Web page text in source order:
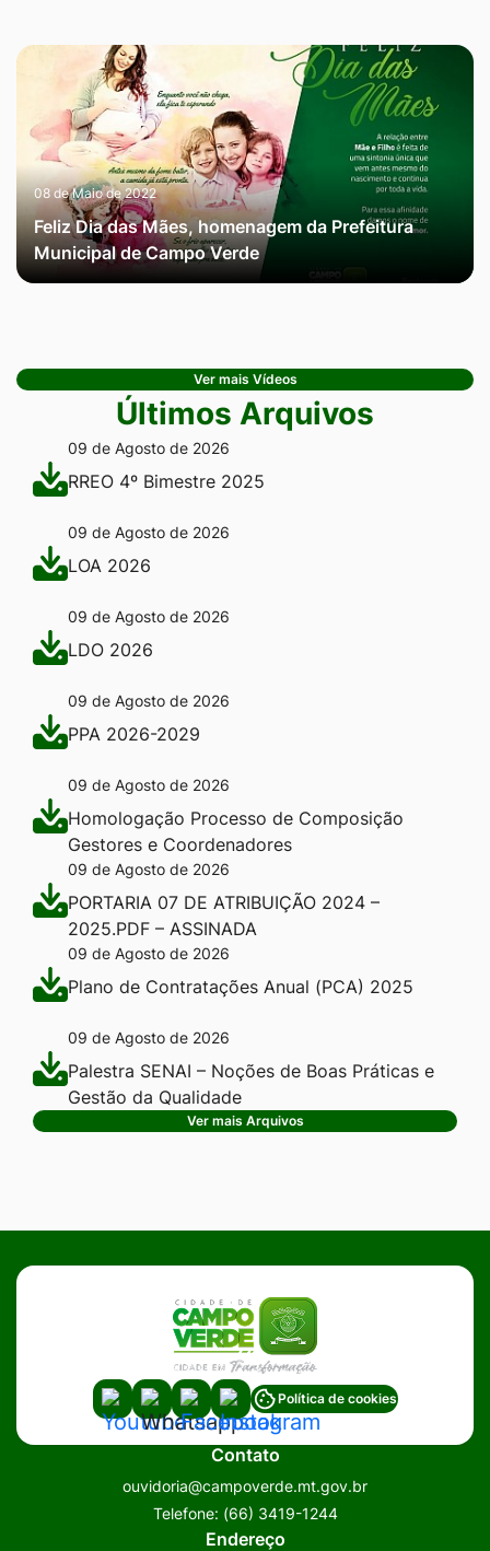
08 de Maio de 2022
Feliz Dia das Mães, homenagem da Prefeitura
Municipal de Campo Verde
Ver mais Vídeos
Últimos Arquivos
09 de Agosto de 2026
RREO 4º Bimestre 2025
09 de Agosto de 2026
LOA 2026
09 de Agosto de 2026
LDO 2026
09 de Agosto de 2026
PPA 2026-2029
09 de Agosto de 2026
Homologação Processo de Composição
Gestores e Coordenadores
09 de Agosto de 2026
PORTARIA 07 DE ATRIBUIÇÃO 2024 –
2025.PDF – ASSINADA
09 de Agosto de 2026
Plano de Contratações Anual (PCA) 2025
09 de Agosto de 2026
Palestra SENAI – Noções de Boas Práticas e
Gestão da Qualidade
Ver mais Arquivos
Acessar
a
Social
Acessar
a
Social
Whatsapp
Acessar
a
Rede
Social
Facebook
Acessar
a
Rede
Social
Instagram
Política de cookies
Contato
ouvidoria@campoverde.mt.gov.br
Telefone: (66) 3419-1244
Endereço